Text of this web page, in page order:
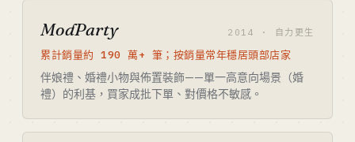
ModParty 2014 · 自力更生
累計銷量約 190 萬+ 筆；按銷量常年穩居頭部店家
伴娘禮、婚禮小物與佈置裝飾——單一高意向場景（婚
禮）的利基，買家成批下單、對價格不敏感。